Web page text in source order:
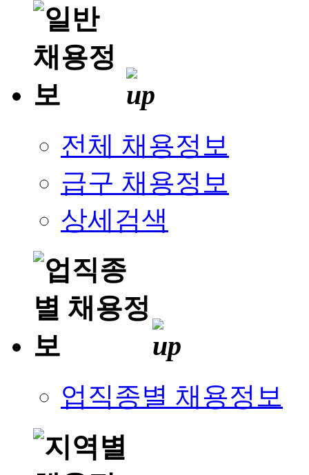
전체 채용정보
급구 채용정보
상세검색
업직종별 채용정보